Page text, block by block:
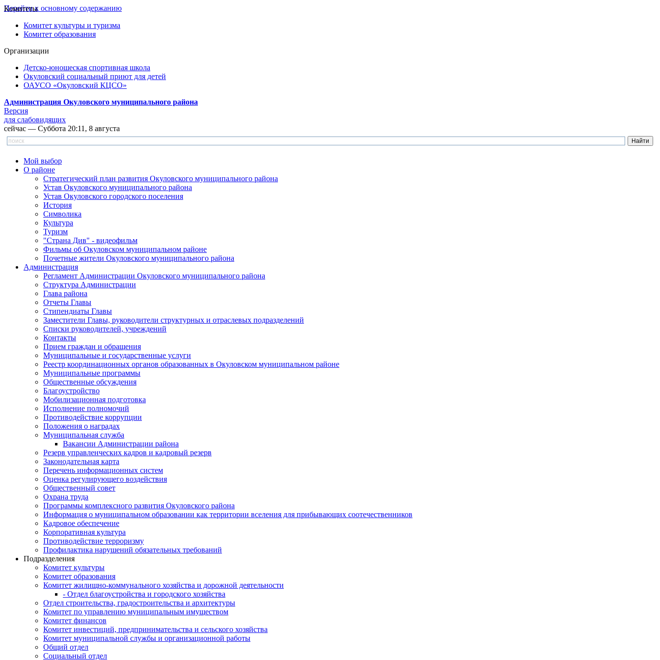
Перейти к основному содержанию
Комитеты
Комитет культуры и туризма
Комитет образования
Организации
Детско-юношеская спортивная школа
Окуловский социальный приют для детей
ОАУСО «Окуловский КЦСО»
Администрация Окуловского муниципального района
Версия
для слабовидящих
сейчас — Суббота 20:11, 8 августа
Мой выбор
О районе
Стратегический план развития Окуловского муниципального района
Устав Окуловского муниципального района
Устав Окуловского городского поселения
История
Символика
Культура
Туризм
"Страна Див" - видеофильм
Фильмы об Окуловском муниципальном районе
Почетные жители Окуловского муниципального района
Администрация
Регламент Администрации Окуловского муниципального района
Структура Администрации
Глава района
Отчеты Главы
Стипендиаты Главы
Заместители Главы, руководители структурных и отраслевых подразделений
Списки руководителей, учреждений
Контакты
Прием граждан и обращения
Муниципальные и государственные услуги
Реестр координационных органов образованных в Окуловском муниципальном районе
Муниципальные программы
Общественные обсуждения
Благоустройство
Мобилизационная подготовка
Исполнение полномочий
Противодействие коррупции
Положения о наградах
Муниципальная служба
Вакансии Администрации района
Резерв управленческих кадров и кадровый резерв
Законодательная карта
Перечень информационных систем
Оценка регулирующего воздействия
Общественный совет
Охрана труда
Программы комплексного развития Окуловского района
Информация о муниципальном образовании как территории вселения для прибывающих соотечественников
Кадровое обеспечение
Корпоративная культура
Противодействие терроризму
Профилактика нарушений обязательных требований
Подразделения
Комитет культуры
Комитет образования
Комитет жилищно-коммунального хозяйства и дорожной деятельности
- Отдел благоустройства и городского хозяйства
Отдел строительства, градостроительства и архитектуры
Комитет по управлению муниципальным имуществом
Комитет финансов
Комитет инвестиций, предпринимательства и сельского хозяйства
Комитет муниципальной службы и организационной работы
Общий отдел
Социальный отдел